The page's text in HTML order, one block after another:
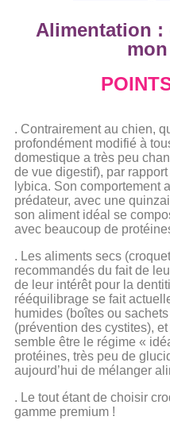
Alimentation
. Contrairement au chien,
profondément modifié à
domestique a très peu
de vue digestif), par
lybica. Son comportement
prédateur, avec une
son aliment idéal se
avec beaucoup de
. Les aliments secs
recommandés du fait de
de leur intérêt pour la
rééquilibrage se fait
humides (boîtes ou
(prévention des cystites),
semble être le régime «
protéines, très peu de
aujourd’hui de mélanger
. Le tout étant de choisir
gamme premium !